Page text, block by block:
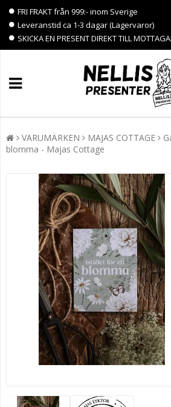
FRI FRAKT från 999:- inom Sverige
Leveranstid ca 1-3 dagar (Lagervaror)
SKICKA EN PRESENT DIREKT TILL
VARUMÄRKEN MAJAS COTTAGE
blomma - Majas Cottage